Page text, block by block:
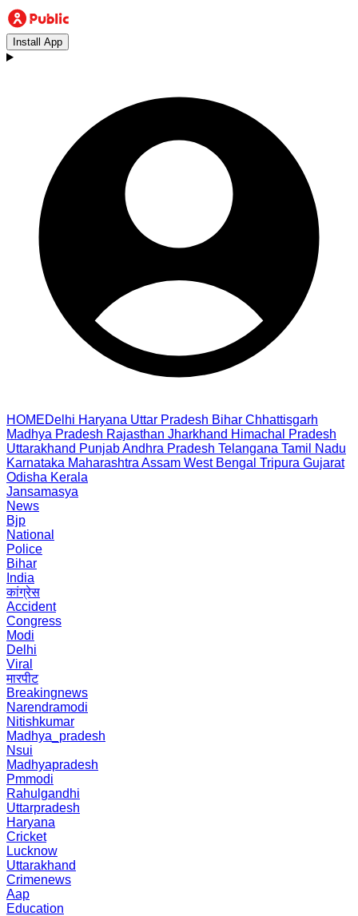
Install App
HOMEDelhi Haryana Uttar Pradesh Bihar Chhattisgarh
Madhya Pradesh Rajasthan Jharkhand Himachal Pradesh
Uttarakhand PunjabAndhra Pradesh Telangana Tamil Nadu
Karnataka Maharashtra Assam West Bengal Tripura Gujarat
Odisha Kerala
Jansamasya
News
Bjp
National
Police
Bihar
India
कांग्रेस
Accident
Congress
Modi
Delhi
Viral
मारपीट
Breakingnews
Narendramodi
Nitishkumar
Madhya_pradesh
Nsui
Madhyapradesh
Pmmodi
Rahulgandhi
Uttarpradesh
Haryana
Cricket
Lucknow
Uttarakhand
Crimenews
Aap
Education